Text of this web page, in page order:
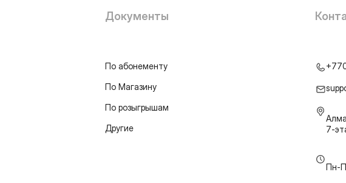
Документы
По абонементу
По Магазину
По розыгрышам
Другие
7-
Пн-